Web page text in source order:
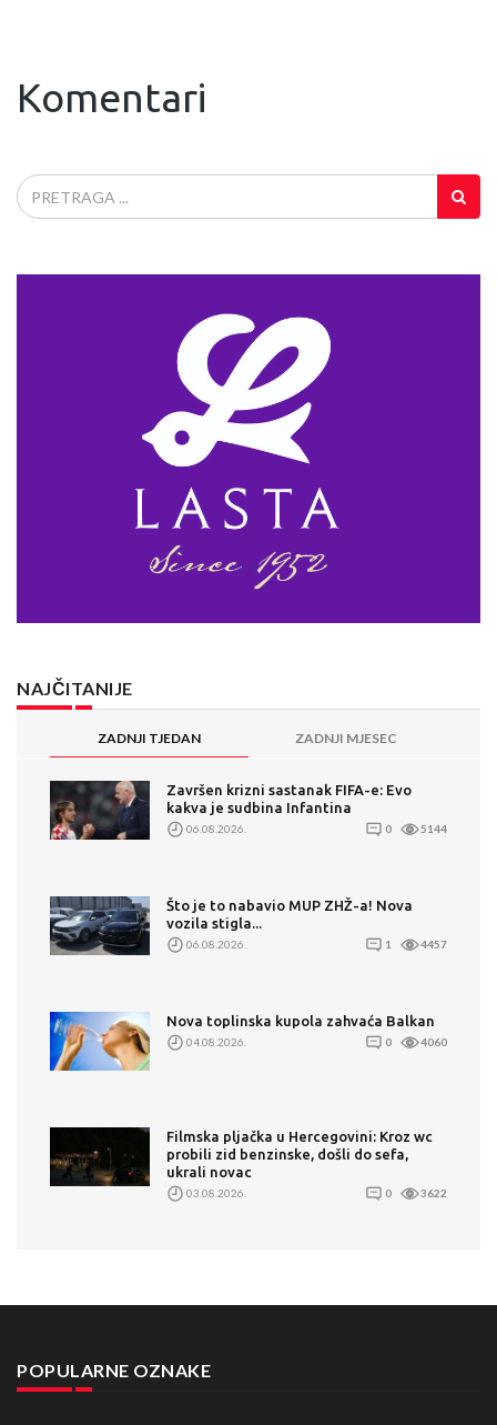
Komentari
NAJČITANIJE
ZADNJI TJEDAN ZADNJI MJESEC
Završen krizni sastanak FIFA-e: Evo
kakva je sudbina Infantina
06.08.2026. 0 5144
Što je to nabavio MUP ZHŽ-a! Nova
vozila stigla...
06.08.2026. 1 4457
Nova toplinska kupola zahvaća Balkan
04.08.2026. 0 4060
Filmska pljačka u Hercegovini: Kroz wc
probili zid benzinske, došli do sefa,
ukrali novac
03.08.2026. 0 3622
POPULARNE OZNAKE